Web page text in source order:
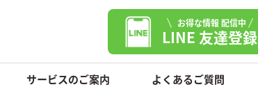
お得な情報 配信中
LINE 友達登録
サービスのご案内 よくあるご質問